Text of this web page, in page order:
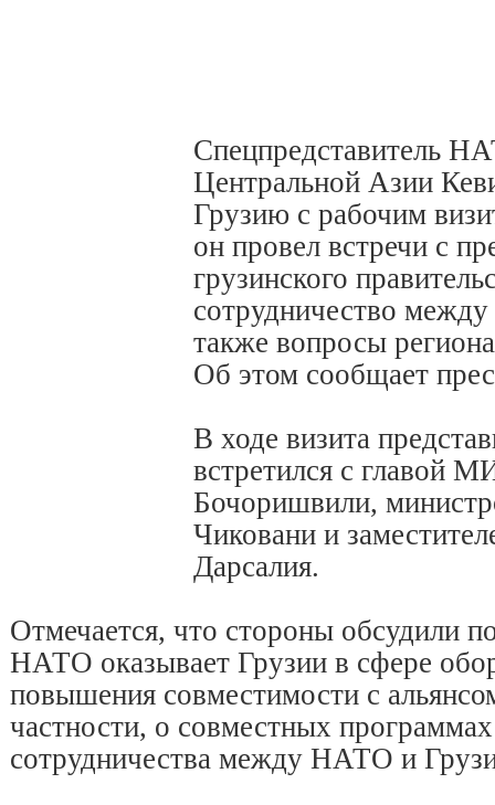
Спецпредставитель
Центральной Азии
Грузию с рабочим
он провел встречи с
грузинского
сотрудничество
также вопросы
Об этом сообщает
В ходе визита
встретился с главой
Бочоришвили,
Чиковани и
Дарсалия.
Отмечается, что стороны обсудили
НАТО оказывает Грузии в сфере
повышения совместимости с
частности, о совместных
сотрудничества между НАТО и